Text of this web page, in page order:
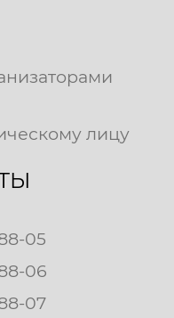
лицу
05
06
07